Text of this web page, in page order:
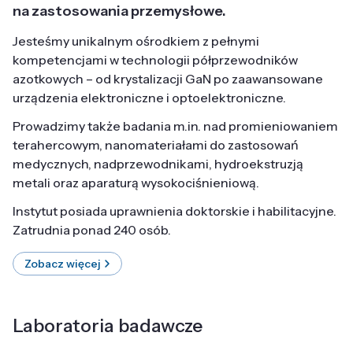
na zastosowania przemysłowe.
Jesteśmy unikalnym ośrodkiem z pełnymi
kompetencjami w technologii półprzewodników
azotkowych – od krystalizacji GaN po zaawansowane
urządzenia elektroniczne i optoelektroniczne.
Prowadzimy także badania m.in. nad promieniowaniem
terahercowym, nanomateriałami do zastosowań
medycznych, nadprzewodnikami, hydroekstruzją
metali oraz aparaturą wysokociśnieniową.
Instytut posiada uprawnienia doktorskie i habilitacyjne.
Zatrudnia ponad 240 osób.
Zobacz więcej
Laboratoria badawcze